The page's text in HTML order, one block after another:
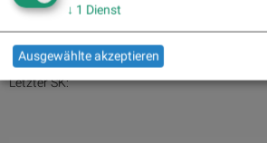
Letzter SK:
↓ 1 Dienst
Ausgewählte akzeptieren